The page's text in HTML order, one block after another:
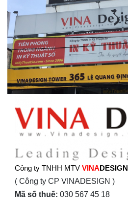
Công ty TNHH MTV VINADESIGN
( Công ty CP VINADESIGN )
Mã số thuế: 030 567 45 18